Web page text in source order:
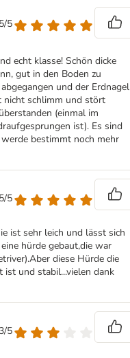
5
echt klasse! Schön dicke
gut in den Boden zu
und der Erdnagel
nicht schlimm und stört
(einmal im
ist). Es sind
bestimmt noch mehr
5
ist sehr leich und lässt sich
hürde gebaut,die war
diese Hürde die
ist und stabil...vielen dank
5